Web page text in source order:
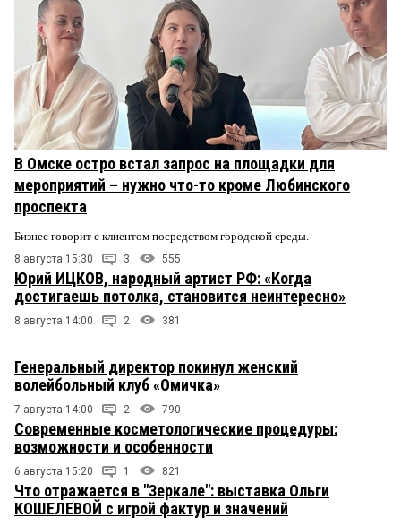
В Омске остро встал запрос на площадки для
мероприятий – нужно что-то кроме Любинского
проспекта
Бизнес говорит с клиентом посредством городской среды.
8 августа 15:30 3 555
Юрий ИЦКОВ, народный артист РФ: «Когда
достигаешь потолка, становится неинтересно»
8 августа 14:00 2 381
Генеральный директор покинул женский
волейбольный клуб «Омичка»
7 августа 14:00 2 790
Современные косметологические процедуры:
возможности и особенности
6 августа 15:20 1 821
Что отражается в "Зеркале": выставка Ольги
КОШЕЛЕВОЙ с игрой фактур и значений